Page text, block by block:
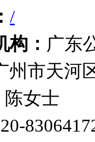
/
构： 广东
州市天河
陈女士